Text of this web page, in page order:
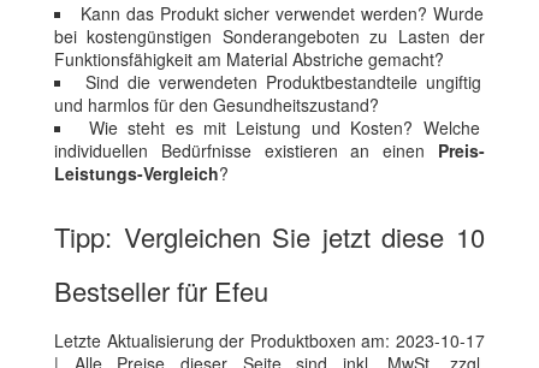
Kann das Produkt sicher verwendet werden? Wurde
bei kostengünstigen Sonderangeboten zu Lasten der
Funktionsfähigkeit am Material Abstriche gemacht?
Sind die verwendeten Produktbestandteile ungiftig
und harmlos für den Gesundheitszustand?
Wie steht es mit Leistung und Kosten? Welche
individuellen Bedürfnisse existieren an einen Preis-
Leistungs-Vergleich?
Tipp: Vergleichen Sie jetzt diese 10
Bestseller für Efeu
Letzte Aktualisierung der Produktboxen am: 2023-10-17